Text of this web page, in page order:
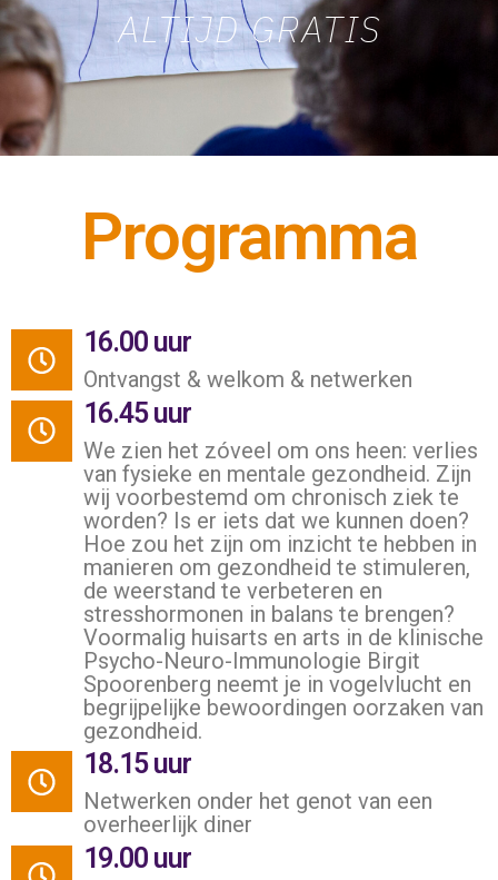
ALTIJD GRATIS
Programma
16.00 uur
Ontvangst & welkom & netwerken
16.45 uur
We zien het zóveel om ons heen: verlies
van fysieke en mentale gezondheid. Zijn
wij voorbestemd om chronisch ziek te
worden? Is er iets dat we kunnen doen?
Hoe zou het zijn om inzicht te hebben in
manieren om gezondheid te stimuleren,
de weerstand te verbeteren en
stresshormonen in balans te brengen?
Voormalig huisarts en arts in de klinische
Psycho-Neuro-Immunologie Birgit
Spoorenberg neemt je in vogelvlucht en
begrijpelijke bewoordingen oorzaken van
gezondheid.
18.15 uur
Netwerken onder het genot van een
overheerlijk diner
19.00 uur